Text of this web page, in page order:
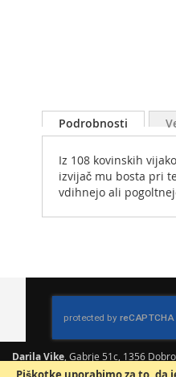
to
the
images
Podrobnosti
Iz 108 kovinskih
izvijač mu bosta pri
vdihnejo ali
Darila Vike, Gabrje 51c, 1356